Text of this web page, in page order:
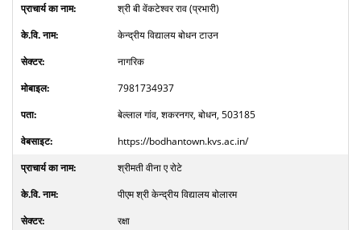
श्री बी वेंकटेश्वर राव (प्रभारी)
केन्द्रीय विद्यालय बोधन टाउन
नागरिक
7981734937
बेल्लाल गांव, शकरनगर, बोधन, 503185
https://bodhantown.kvs.ac.in/
श्रीमती वीना ए रोटे
पीएम श्री केन्द्रीय विद्यालय बोलारम
रक्षा